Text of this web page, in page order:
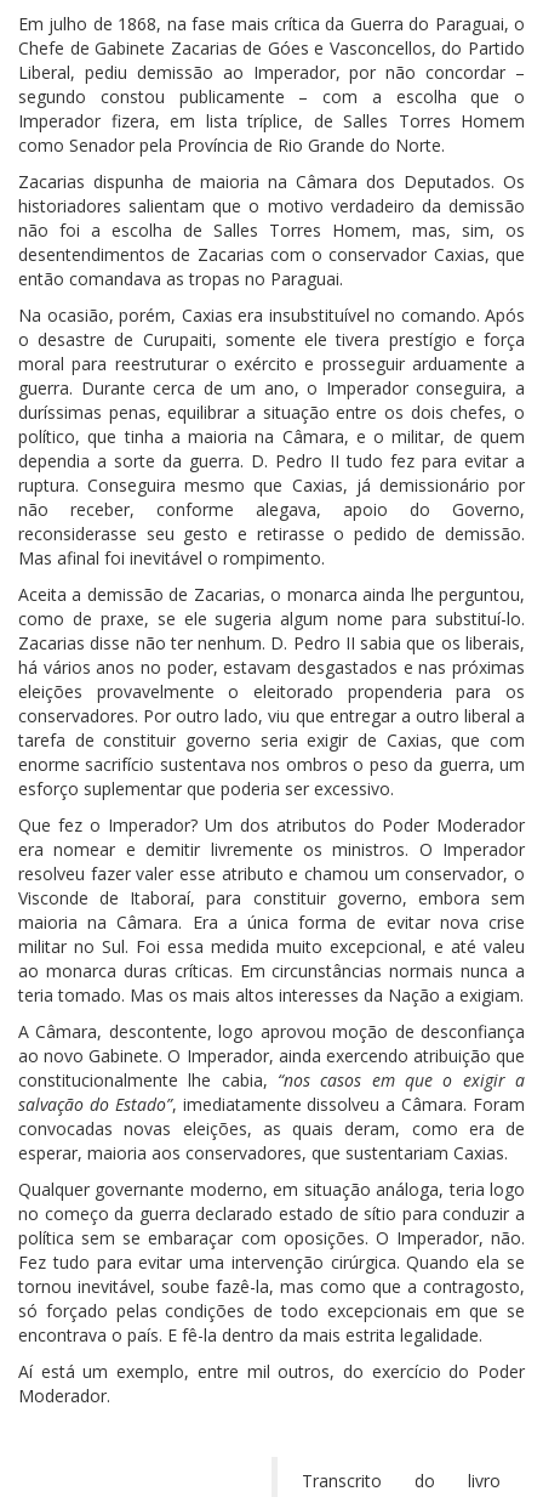
Em julho de 1868, na fase mais crítica da Guerra do Paraguai, o
Chefe de Gabinete Zacarias de Góes e Vasconcellos, do Partido
Liberal, pediu demissão ao Imperador, por não concordar –
segundo constou publicamente – com a escolha que o
Imperador fizera, em lista tríplice, de Salles Torres Homem
como Senador pela Província de Rio Grande do Norte.
Zacarias dispunha de maioria na Câmara dos Deputados. Os
historiadores salientam que o motivo verdadeiro da demissão
não foi a escolha de Salles Torres Homem, mas, sim, os
desentendimentos de Zacarias com o conservador Caxias, que
então comandava as tropas no Paraguai.
Na ocasião, porém, Caxias era insubstituível no comando. Após
o desastre de Curupaiti, somente ele tivera prestígio e força
moral para reestruturar o exército e prosseguir arduamente a
guerra. Durante cerca de um ano, o Imperador conseguira, a
duríssimas penas, equilibrar a situação entre os dois chefes, o
político, que tinha a maioria na Câmara, e o militar, de quem
dependia a sorte da guerra. D. Pedro II tudo fez para evitar a
ruptura. Conseguira mesmo que Caxias, já demissionário por
não receber, conforme alegava, apoio do Governo,
reconsiderasse seu gesto e retirasse o pedido de demissão.
Mas afinal foi inevitável o rompimento.
Aceita a demissão de Zacarias, o monarca ainda lhe perguntou,
como de praxe, se ele sugeria algum nome para substituí-lo.
Zacarias disse não ter nenhum. D. Pedro II sabia que os liberais,
há vários anos no poder, estavam desgastados e nas próximas
eleições provavelmente o eleitorado propenderia para os
conservadores. Por outro lado, viu que entregar a outro liberal a
tarefa de constituir governo seria exigir de Caxias, que com
enorme sacrifício sustentava nos ombros o peso da guerra, um
esforço suplementar que poderia ser excessivo.
Que fez o Imperador? Um dos atributos do Poder Moderador
era nomear e demitir livremente os ministros. O Imperador
resolveu fazer valer esse atributo e chamou um conservador, o
Visconde de Itaboraí, para constituir governo, embora sem
maioria na Câmara. Era a única forma de evitar nova crise
militar no Sul. Foi essa medida muito excepcional, e até valeu
ao monarca duras críticas. Em circunstâncias normais nunca a
teria tomado. Mas os mais altos interesses da Nação a exigiam.
A Câmara, descontente, logo aprovou moção de desconfiança
ao novo Gabinete. O Imperador, ainda exercendo atribuição que
constitucionalmente lhe cabia, “nos casos em que o exigir a
salvação do Estado”, imediatamente dissolveu a Câmara. Foram
convocadas novas eleições, as quais deram, como era de
esperar, maioria aos conservadores, que sustentariam Caxias.
Qualquer governante moderno, em situação análoga, teria logo
no começo da guerra declarado estado de sítio para conduzir a
política sem se embaraçar com oposições. O Imperador, não.
Fez tudo para evitar uma intervenção cirúrgica. Quando ela se
tornou inevitável, soube fazê-la, mas como que a contragosto,
só forçado pelas condições de todo excepcionais em que se
encontrava o país. E fê-la dentro da mais estrita legalidade.
Aí está um exemplo, entre mil outros, do exercício do Poder
Moderador.
Transcrito do livro